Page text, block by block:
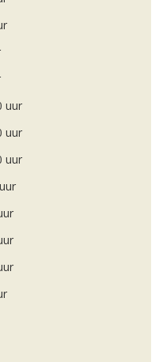
uur
uur
uur